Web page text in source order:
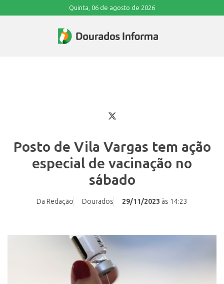
Quinta, 06 de agosto de 2026
Posto de Vila Vargas tem ação
especial de vacinação no
sábado
Da Redação Dourados 29/11/2023 às 14:23